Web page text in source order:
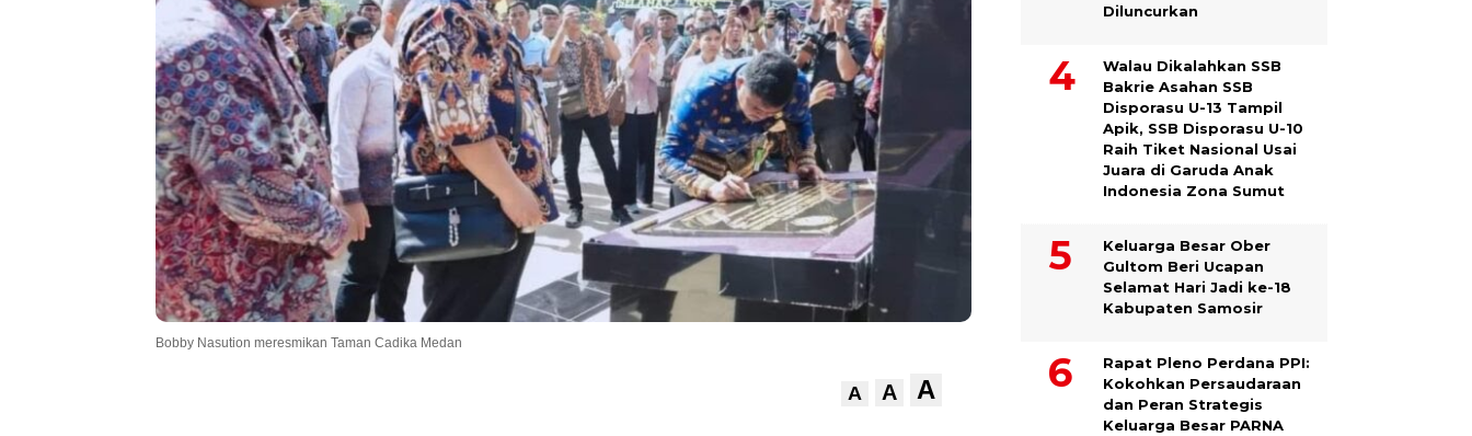
Bobby Nasution meresmikan Taman Cadika Medan
A A A
Diluncurkan
Walau Dikalahkan SSB
Bakrie Asahan SSB
Disporasu U-13 Tampil
Apik, SSB Disporasu U-10
Raih Tiket Nasional Usai
Juara di Garuda Anak
Indonesia Zona Sumut
Keluarga Besar Ober
Gultom Beri Ucapan
Selamat Hari Jadi ke-18
Kabupaten Samosir
Rapat Pleno Perdana PPI:
Kokohkan Persaudaraan
dan Peran Strategis
Keluarga Besar PARNA